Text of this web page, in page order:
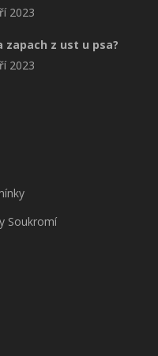
2023
zapach z ust u psa?
2023
Soukromí